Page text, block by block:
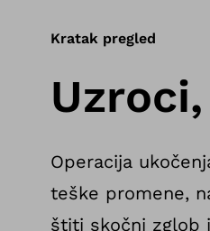
Kratak pregled
Operacija
teške promene,
štiti skočni zglob